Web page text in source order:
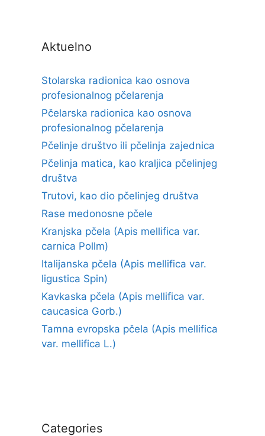
Aktuelno
Stolarska radionica kao osnova
profesionalnog pčelarenja
Pčelarska radionica kao osnova
profesionalnog pčelarenja
Pčelinje društvo ili pčelinja zajednica
Pčelinja matica, kao kraljica pčelinjeg
društva
Trutovi, kao dio pčelinjeg društva
Rase medonosne pčele
Kranjska pčela (Apis mellifica var.
carnica Pollm)
Italijanska pčela (Apis mellifica var.
ligustica Spin)
Kavkaska pčela (Apis mellifica var.
caucasica Gorb.)
Tamna evropska pčela (Apis mellifica
var. mellifica L.)
Categories